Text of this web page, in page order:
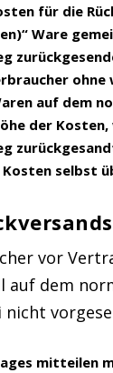
für die
Ware
ohne
auf dem
der
Kosten selbst
vor
dem
mitteilen